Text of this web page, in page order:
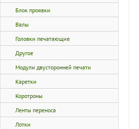
Блок проявки
Валы
Головки печатающие
Другое
Модули двусторонней печати
Каретки
Коротроны
Ленты переноса
Лотки